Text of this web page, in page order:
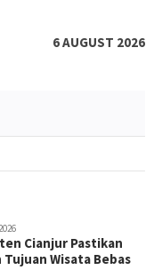
6 AUGUST 2026
Khitan
51
Cianjur Pastikan
Wisata Bebas